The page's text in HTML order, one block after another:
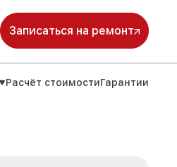
Записаться на ремонт
Расчёт стоимостиГарантии